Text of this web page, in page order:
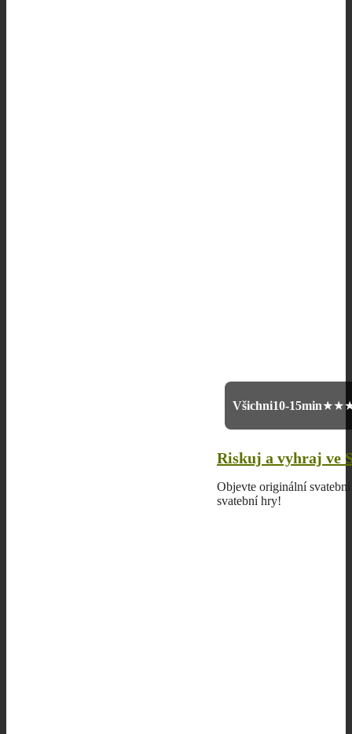
Všichni10-15min
Riskuj a vyhraj ve
Objevte originální
svatební hry!